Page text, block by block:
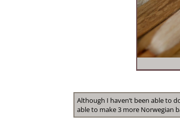
Although I haven’t been able to
able to make 3 more Norwegian